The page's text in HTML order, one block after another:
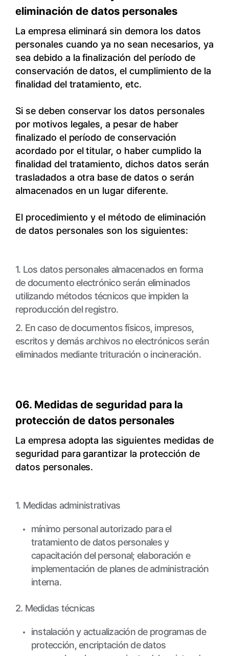
eliminación de datos personales
La empresa eliminará sin demora los datos
personales cuando ya no sean necesarios, ya
sea debido a la finalización del período de
conservación de datos, el cumplimiento de la
finalidad del tratamiento, etc.
Si se deben conservar los datos personales
por motivos legales, a pesar de haber
finalizado el período de conservación
acordado por el titular, o haber cumplido la
finalidad del tratamiento, dichos datos serán
trasladados a otra base de datos o serán
almacenados en un lugar diferente.
El procedimiento y el método de eliminación
de datos personales son los siguientes:
1. Los datos personales almacenados en forma
de documento electrónico serán eliminados
utilizando métodos técnicos que impiden la
reproducción del registro.
2. En caso de documentos físicos, impresos,
escritos y demás archivos no electrónicos serán
eliminados mediante trituración o incineración.
06. Medidas de seguridad para la
protección de datos personales
La empresa adopta las siguientes medidas de
seguridad para garantizar la protección de
datos personales.
1. Medidas administrativas
mínimo personal autorizado para el
tratamiento de datos personales y
capacitación del personal; elaboración e
implementación de planes de administración
interna.
2. Medidas técnicas
instalación y actualización de programas de
protección, encriptación de datos